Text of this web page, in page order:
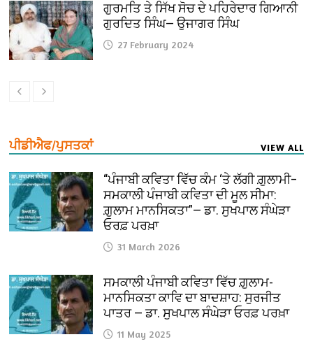
ਗੁਰਮਤਿ ਤੇ ਸਿੱਖ ਸੋਚ ਦੇ ਪਹਿਰੇਦਾਰ ਗਿਆਨੀ
ਗੁਰਦਿਤ ਸਿੰਘ— ਉਜਾਗਰ ਸਿੰਘ
27 February 2024
ਪੀਡੀਐਫ/ਪੁਸਤਕਾਂ VIEW ALL
“ਪੰਜਾਬੀ ਕਵਿਤਾ ਵਿੱਚ ਕੰਮ ‘ਤੇ ਲੱਗੀ ਗ਼ੁਲਾਮੀ–
ਸਮਕਾਲੀ ਪੰਜਾਬੀ ਕਵਿਤਾ ਦੀ ਮੂਲ ਸੀਮਾ:
ਗ਼ੁਲਾਮ ਮਾਨਸਿਕਤਾ”— ਡਾ. ਸੁਖਪਾਲ ਸੰਘੇੜਾ
ਓਰਫ਼ ਪਰਖ਼ਾ
31 March 2026
ਸਮਕਾਲੀ ਪੰਜਾਬੀ ਕਵਿਤਾ ਵਿੱਚ ਗ਼ੁਲਾਮ-
ਮਾਨਸਿਕਤਾ ਕਾਵਿ ਦਾ ਬਾਦਸ਼ਾਹ: ਸੁਰਜੀਤ
ਪਾਤਰ — ਡਾ. ਸੁਖਪਾਲ ਸੰਘੇੜਾ ਓਰਫ਼ ਪਰਖ਼ਾ
11 May 2025